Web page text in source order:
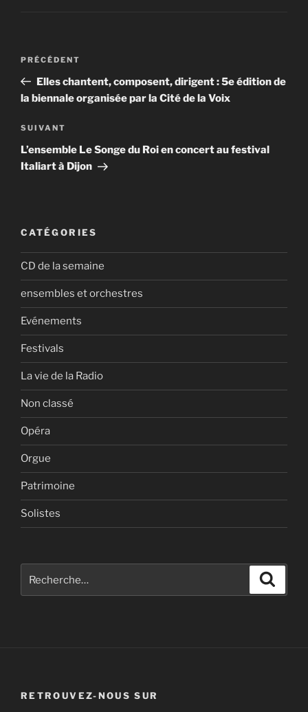
Navigation
l’article
Article
précédent
PRÉCÉDENT
Elles chantent, composent, dirigent : 5e édition de
la biennale organisée par la Cité de la Voix
Article
suivant
SUIVANT
L’ensemble Le Songe du Roi en concert au festival
Italiart à Dijon
CATÉGORIES
CD de la semaine
ensembles et orchestres
Evénements
Festivals
La vie de la Radio
Non classé
Opéra
Orgue
Patrimoine
Solistes
pour
RETROUVEZ-NOUS SUR